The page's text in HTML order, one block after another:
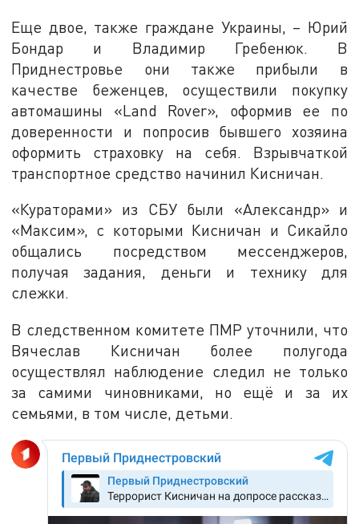
Еще двое, также граждане Украины, – Юрий
Бондар и Владимир Гребенюк. В
Приднестровье они также прибыли в
качестве беженцев, осуществили покупку
автомашины «Land Rover», оформив ее по
доверенности и попросив бывшего хозяина
оформить страховку на себя. Взрывчаткой
транспортное средство начинил Кисничан.
«Кураторами» из СБУ были «Александр» и
«Максим», с которыми Кисничан и Сикайло
общались посредством мессенджеров,
получая задания, деньги и технику для
слежки.
В следственном комитете ПМР уточнили, что
Вячеслав Кисничан более полугода
осуществлял наблюдение следил не только
за самими чиновниками, но ещё и за их
семьями, в том числе, детьми.